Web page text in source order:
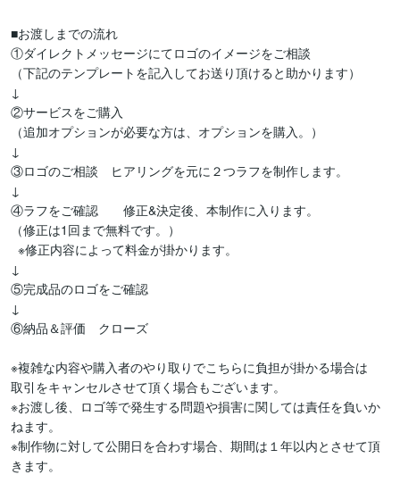
■お渡しまでの流れ
①ダイレクトメッセージにてロゴのイメージをご相談
（下記のテンプレートを記入してお送り頂けると助かります）
↓
②サービスをご購入
（追加オプションが必要な方は、オプションを購入。）
↓
③ロゴのご相談　ヒアリングを元に２つラフを制作します。
↓
④ラフをご確認　　修正&決定後、本制作に入ります。
（修正は1回まで無料です。）
↓
⑤完成品のロゴをご確認
↓
⑥納品＆評価　クローズ
※複雑な内容や購入者のやり取りでこちらに負担が掛かる場合は
取引をキャンセルさせて頂く場合もございます。
※お渡し後、ロゴ等で発生する問題や損害に関しては責任を負いか
ねます。
※制作物に対して公開日を合わす場合、期間は１年以内とさせて頂
きます。